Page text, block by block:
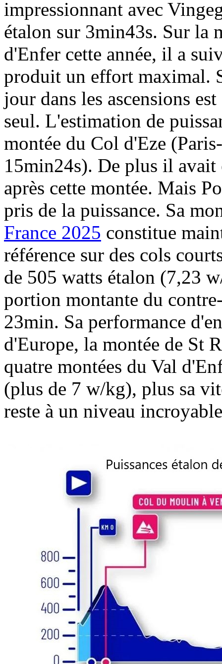
impressionnant avec
étalon sur 3min43s. Sur la
d'Enfer cette année, il a
produit un effort maximal.
jour dans les ascensions
seul. L'estimation de
montée du Col d'Eze
15min24s). De plus il avait
après cette montée. Mais
pris de la puissance. Sa
France 2025 constitue
référence sur des cols
de 505 watts étalon (7,23
portion montante du
23min. Sa performance
d'Europe, la montée de St
quatre montées du Val
(plus de 7 w/kg), plus sa
reste à un niveau